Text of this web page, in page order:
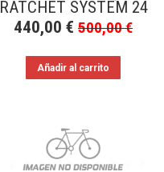
RATCHET SYSTEM 24
440,00 € 500,00€
Añadir al carrito